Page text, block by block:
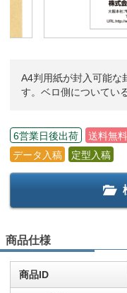
A4判用紙が封入可能な
す。ベロ側についてい
6営業日後出荷 送料無料
データ入稿
定型入稿
商品仕様
商品ID